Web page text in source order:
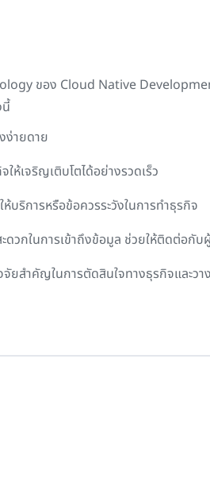
ของ Cloud Native
ง่ายดาย
ให้เจริญเติบโตได้อย่างรวดเร็ว
ริการหรือข้อควรระวังในการทำธุรกิจ
ดวกในการเข้าถึงข้อมูล ช่วยให้ติดต่อกับ
ยสำคัญในการตัดสินใจทางธุรกิจและว